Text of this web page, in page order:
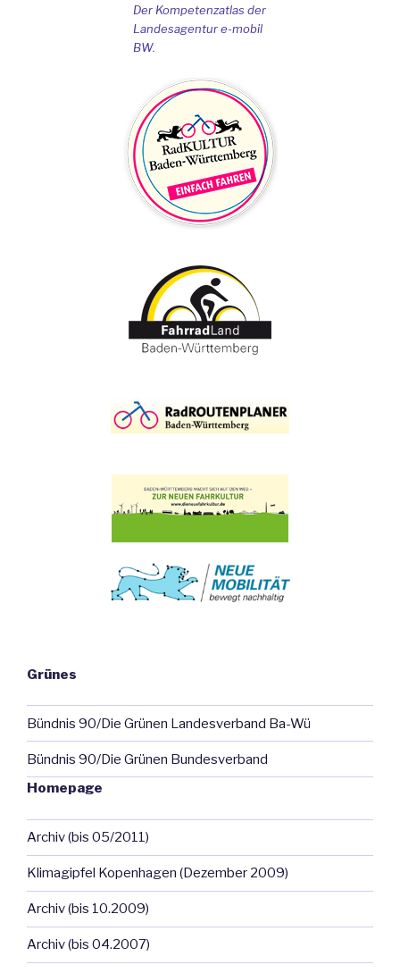
Der Kompetenzatlas der
Landesagentur e-mobil
BW.
Grünes
Bündnis 90/Die Grünen Landesverband Ba-Wü
Bündnis 90/Die Grünen Bundesverband
Homepage
Archiv (bis 05/2011)
Klimagipfel Kopenhagen (Dezember 2009)
Archiv (bis 10.2009)
Archiv (bis 04.2007)